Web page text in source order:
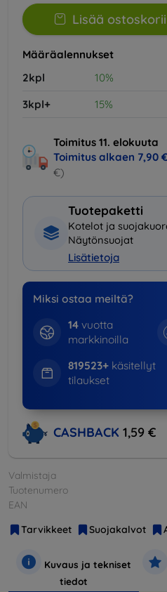
Lisää
Määräalennukset
2kpl
10%
3kpl+
15%
Toimitus 11. elokuuta
Toimitus alkaen 7,90 €
€)
Tuotepaketti
Kotelot ja
Näytönsuojat
Lisätietoja
Miksi ostaa meiltä?
14vuotta
markkinoilla
819523+käsitellyt
tilaukset
CASHBACK 1,59 €
Valmistaja
Tuotenumero
EAN
Tarvikkeet
Suojakalvot
Kuvaus ja tekniset
tiedot